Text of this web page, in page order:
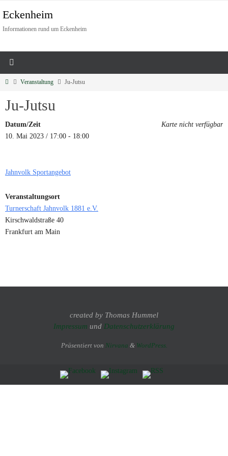
Eckenheim
Informationen rund um Eckenheim
Veranstaltung Ju-Jutsu
Ju-Jutsu
Karte nicht verfügbar
Datum/Zeit
10. Mai 2023 / 17:00 - 18:00
Jahnvolk Sportangebot
Veranstaltungsort
Turnerschaft Jahnvolk 1881 e.V.
Kirschwaldstraße 40
Frankfurt am Main
created by Thomas Hummel
Impressum und Datenschutzerklärung
Präsentiert von Nirvana & WordPress.